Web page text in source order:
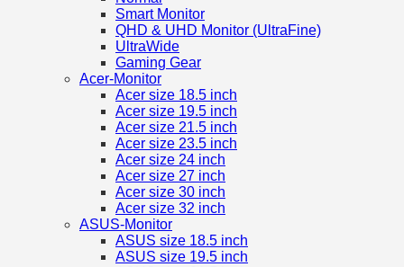
Smart Monitor
QHD & UHD Monitor (UltraFine)
UltraWide
Gaming Gear
Acer-Monitor
Acer size 18.5 inch
Acer size 19.5 inch
Acer size 21.5 inch
Acer size 23.5 inch
Acer size 24 inch
Acer size 27 inch
Acer size 30 inch
Acer size 32 inch
ASUS-Monitor
ASUS size 18.5 inch
ASUS size 19.5 inch